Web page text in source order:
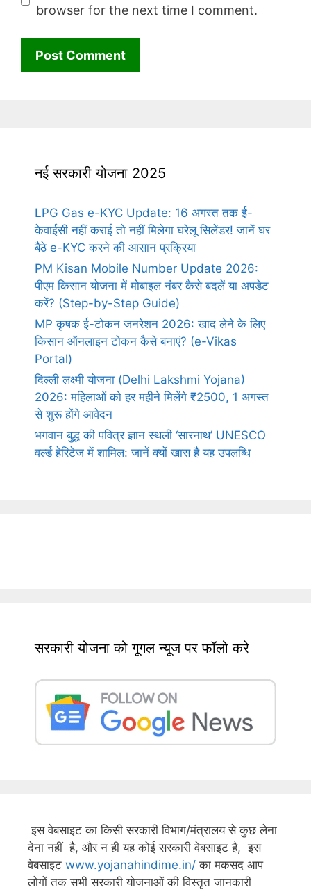
browser for the next time I comment.
नई सरकारी योजना 2025
LPG Gas e-KYC Update: 16 अगस्त तक ई-
केवाईसी नहीं कराई तो नहीं मिलेगा घरेलू सिलेंडर! जानें घर
बैठे e-KYC करने की आसान प्रक्रिया
PM Kisan Mobile Number Update 2026:
पीएम किसान योजना में मोबाइल नंबर कैसे बदलें या अपडेट
करें? (Step-by-Step Guide)
MP कृषक ई-टोकन जनरेशन 2026: खाद लेने के लिए
किसान ऑनलाइन टोकन कैसे बनाएं? (e-Vikas
Portal)
दिल्ली लक्ष्मी योजना (Delhi Lakshmi Yojana)
2026: महिलाओं को हर महीने मिलेंगे ₹2500, 1 अगस्त
से शुरू होंगे आवेदन
भगवान बुद्ध की पवित्र ज्ञान स्थली ‘सारनाथ’ UNESCO
वर्ल्ड हेरिटेज में शामिल: जानें क्यों खास है यह उपलब्धि
सरकारी योजना को गूगल न्यूज पर फॉलो करे
इस वेबसाइट का किसी सरकारी विभाग/मंत्रालय से कुछ लेना
देना नहीं है, और न ही यह कोई सरकारी वेबसाइट है, इस
वेबसाइट www.yojanahindime.in/ का मकसद आप
लोगों तक सभी सरकारी योजनाओं की विस्तृत जानकारी